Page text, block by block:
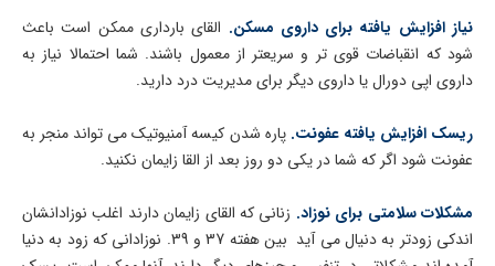
نیاز افزایش یافته برای داروی مسکن. القای بارداری ممکن است باعث
شود که انقباضات قوی تر و سریعتر از معمول باشند. شما احتمالا نیاز به
داروی اپی دورال یا داروی دیگر برای مدیریت درد دارید.
ریسک افزایش یافته عفونت. پاره شدن کیسه آمنیوتیک می تواند منجر به
عفونت شود اگر که شما در یکی دو روز بعد از القا زایمان نکنید.
مشکلات سلامتی برای نوزاد. زنانی که القای زایمان دارند اغلب نوزادانشان
اندکی زودتر به دنیال می آید بین هفته 37 و 39. نوزادانی که زود به دنیا